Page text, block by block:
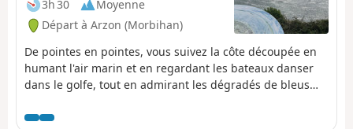
3h 30
Moyenne
Départ à Arzon (Morbihan)
De pointes en pointes, vous suivez la côte découpée en
humant l'air marin et en regardant les bateaux danser
dans le golfe, tout en admirant les dégradés de bleus
découvrez l'ancien moulin à marée de Pen Castel et le